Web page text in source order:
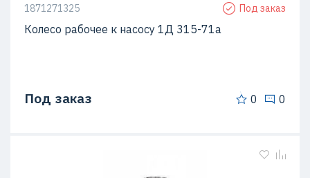
1871271325 Под заказ
Колесо рабочее к насосу 1Д 315-71а
Под заказ 0 0